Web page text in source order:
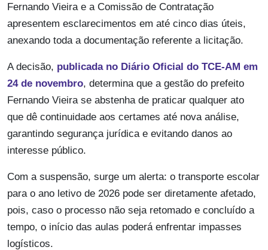
Fernando Vieira e a Comissão de Contratação
apresentem esclarecimentos em até cinco dias úteis,
anexando toda a documentação referente a licitação.
A decisão, publicada no Diário Oficial do TCE-AM em
24 de novembro, determina que a gestão do prefeito
Fernando Vieira se abstenha de praticar qualquer ato
que dê continuidade aos certames até nova análise,
garantindo segurança jurídica e evitando danos ao
interesse público.
Com a suspensão, surge um alerta: o transporte escolar
para o ano letivo de 2026 pode ser diretamente afetado,
pois, caso o processo não seja retomado e concluído a
tempo, o início das aulas poderá enfrentar impasses
logísticos.